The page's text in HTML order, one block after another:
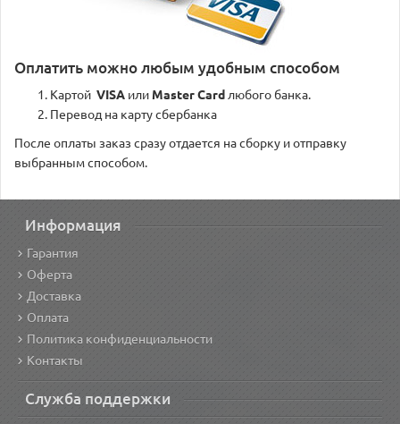
Оплатить можно любым удобным способом
Картой VISA или Master Card любого банка.
Перевод на карту сбербанка
После оплаты заказ сразу отдается на сборку и отправку
выбранным способом.
Информация
Гарантия
Оферта
Доставка
Оплата
Политика конфиденциальности
Контакты
Служба поддержки